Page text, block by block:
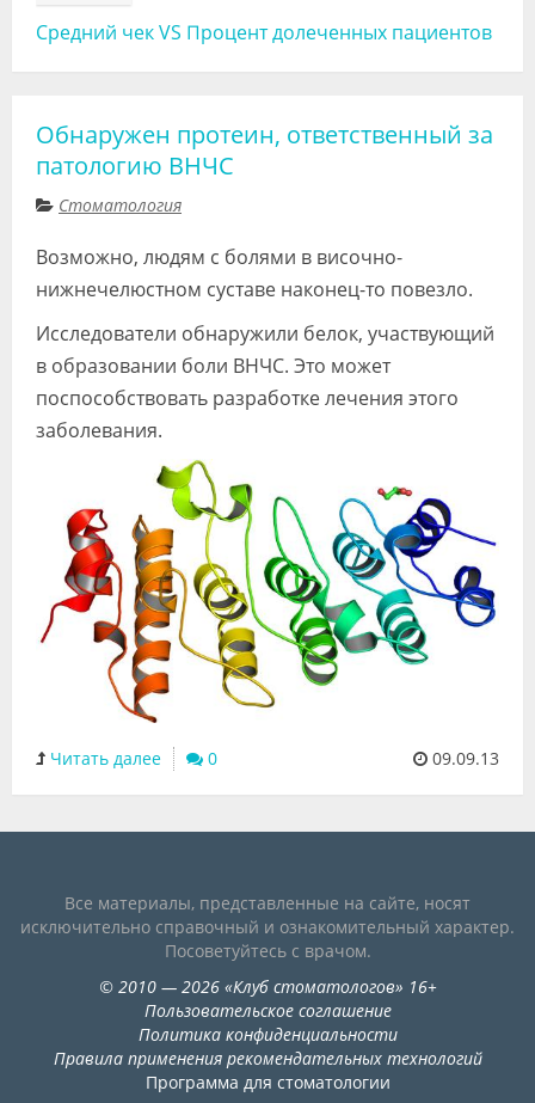
Средний чек VS Процент долеченных пациентов
Обнаружен протеин, ответственный за
патологию ВНЧС
Стоматология
Возможно, людям с болями в височно-
нижнечелюстном суставе наконец-то повезло.
Исследователи обнаружили белок, участвующий
в образовании боли ВНЧС. Это может
поспособствовать разработке лечения этого
заболевания.
Читать далее 0 09.09.13
Все материалы, представленные на сайте, носят
исключительно справочный и ознакомительный характер.
Посоветуйтесь с врачом.
© 2010— 2026«Клуб стоматологов» 16+
Пользовательское соглашение
Политика конфиденциальности
Правила применения рекомендательных технологий
Программа для стоматологии